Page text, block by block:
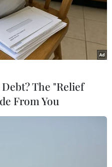
The "Relief
From You